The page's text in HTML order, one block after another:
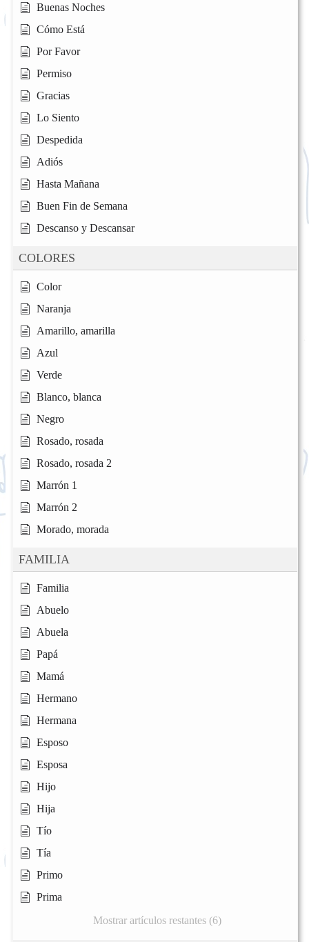
Buenas Noches
Cómo Está
Por Favor
Permiso
Gracias
Lo Siento
Despedida
Adiós
Hasta Mañana
Buen Fin de Semana
Descanso y Descansar
COLORES
Color
Naranja
Amarillo, amarilla
Azul
Verde
Blanco, blanca
Negro
Rosado, rosada
Rosado, rosada 2
Marrón 1
Marrón 2
Morado, morada
FAMILIA
Familia
Abuelo
Abuela
Papá
Mamá
Hermano
Hermana
Esposo
Esposa
Hijo
Hija
Tío
Tía
Primo
Prima
Mostrar artículos restantes (6)